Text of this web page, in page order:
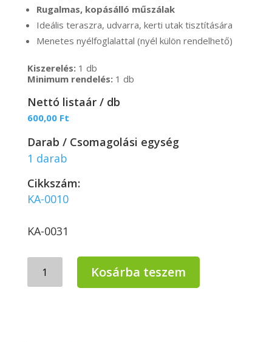
Rugalmas, kopásálló műszálak
Ideális teraszra, udvarra, kerti utak tisztítására
Menetes nyélfoglalattal (nyél külön rendelhető)
Kiszerelés:1 db
Minimum rendelés:1 db
Nettó listaár / db
600,00 Ft
Darab / Csomagolási egység
1 darab
Cikkszám:
KA-0010
KA-0031
kerti
seprű
Kosárba teszem